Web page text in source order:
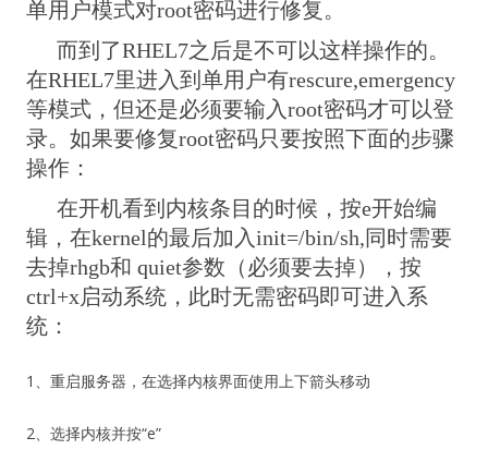
单用户模式对root密码进行修复。
而到了RHEL7之后是不可以这样操作的。
在RHEL7里进入到单用户有rescure,emergency
等模式，但还是必须要输入root密码才可以登
录。如果要修复root密码只要按照下面的步骤
操作：
在开机看到内核条目的时候，按e开始编
辑，在kernel的最后加入init=/bin/sh,同时需要
去掉rhgb和 quiet参数（必须要去掉），按
ctrl+x启动系统，此时无需密码即可进入系
统：
1、重启服务器，在选择内核界面使用上下箭头移动
2、选择内核并按“e”